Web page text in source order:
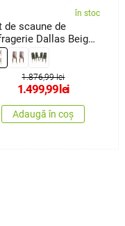
în stoc
de scaune de
Dallas Beige
Brown, 4 buc.
1.876,99 lei
1.499,99lei
Adaugă în coș